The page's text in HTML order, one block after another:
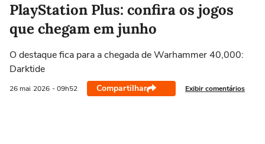
PlayStation Plus: confira os jogos
que chegam em junho
O destaque fica para a chegada de Warhammer 40,000:
Darktide
26 mai 2026 - 09h52 Compartilhar Exibir comentários